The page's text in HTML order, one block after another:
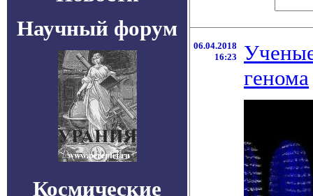
Научный форум
Космические
06.04.2018
16:23
генома